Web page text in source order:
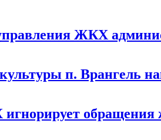
ЖКХ
п. Врангель
обращения